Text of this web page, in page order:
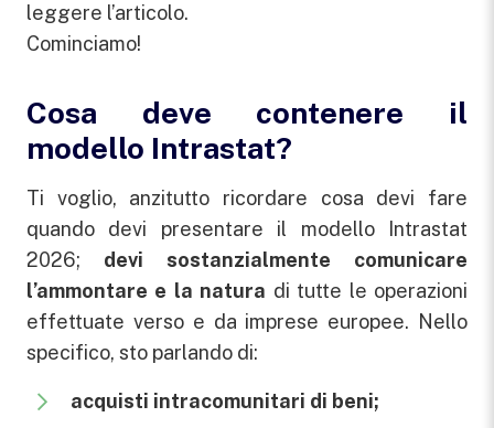
leggere l’articolo.
Cominciamo!
Cosa deve contenere il
modello Intrastat?
Ti voglio, anzitutto ricordare cosa devi fare
quando devi presentare il modello Intrastat
2026;
devi sostanzialmente comunicare
l’ammontare e la natura di tutte le operazioni
effettuate verso e da imprese europee. Nello
specifico, sto parlando di:
acquisti intracomunitari di beni;